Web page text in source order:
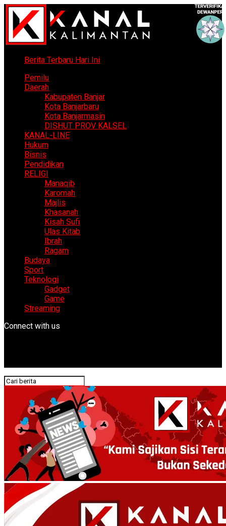
Berita Terbaru Hari Ini
Pemilu
Daerah
Kabupaten Banjar
Kota Banjarbaru
Kota Banjarmasin
DISHUT PROV KALSEL
KANAL-LINE
Hukum
Bisnis
Pendidikan
RELIGI
Manaqib
Karomah
Majlis
Khasanah
Kisah Sufi
Ulas Kitab
Ibrah
Ragam
Budaya
Sport
Teknologi
Gadget
Game
Streaming
Connect with us